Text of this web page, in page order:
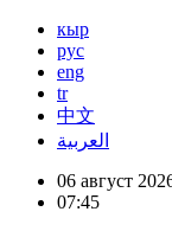
кыр
рус
eng
tr
中文
العربية
06 август
07:45